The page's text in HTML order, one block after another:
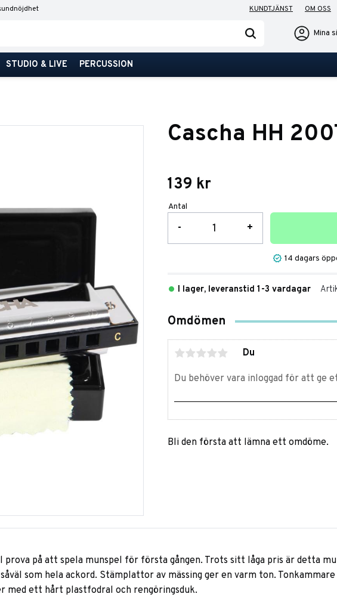
KUNDTJÄNST OM OSS
Mina
STUDIO & LIVE PERCUSSION
Cascha HH
139 kr
Antal
+
-
14 dagars
I lager, leveranstid 1-3 vardagar
Omdömen
Du
Bli den första att lämna ett omdöme.
prova på att spela munspel för första gången. Trots sitt låga pris är detta
som hela ackord. Stämplattor av mässing ger en varm ton.
med ett hårt plastfodral och rengöringsduk.